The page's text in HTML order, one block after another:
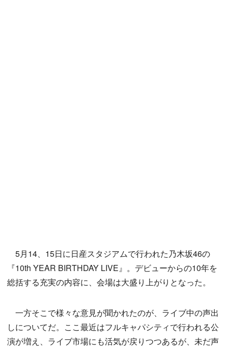
5月14、15日に日産スタジアムで行われた乃木坂46の
『10th YEAR BIRTHDAY LIVE』。デビューからの10年を
総括する充実の内容に、会場は大盛り上がりとなった。
一方そこで様々な意見が聞かれたのが、ライブ中の声出
しについてだ。ここ最近はフルキャパシティで行われる公
演が増え、ライブ市場にも活気が戻りつつあるが、未だ声